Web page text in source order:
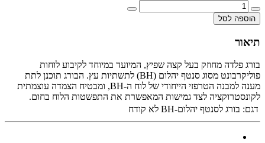
הוספה לסל
תיאור
בורג פלדה מחוזק בעל קצה שפיץ, המיועד במיוחד לקיבוע לוחות
פוליקרבונט מסוג סנטף יהלום (BH) לתשתיות עץ. הבורג תוכנן לתת
מענה למבנה הטרפזי הייחודי של לוח ה-BH, ומבטיח הצמדה עוצמתית
לקונסטרוקציה לצד גמישות המאפשרת את התפשטות הלוח בחום.
דגם: בורג לסנטף יהלום-BH לא קודח